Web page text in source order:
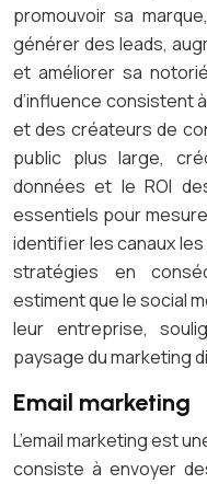
promouvoir sa
générer des leads,
et améliorer sa
d’influence consistent
et des créateurs de
public plus large,
données et le ROI
essentiels pour
identifier les canaux
stratégies en
estiment que le social
leur entreprise,
paysage du marketing
Email marketing
L’email marketing est
consiste à envoyer